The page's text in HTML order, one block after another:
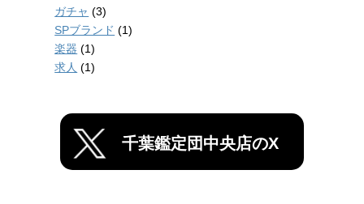
ガチャ (3)
SPブランド (1)
楽器 (1)
求人 (1)
千葉鑑定団中央店のX